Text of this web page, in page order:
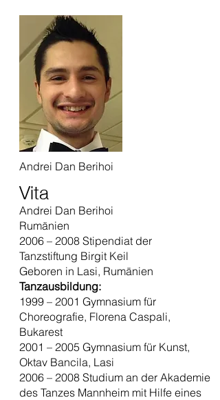
Andrei Dan Berihoi
Vita
Andrei Dan Berihoi
Rumänien
2006 – 2008 Stipendiat der
Tanzstiftung Birgit Keil
Geboren in Lasi, Rumänien
Tanzausbildung:
1999 – 2001 Gymnasium für
Choreografie, Florena Caspali,
Bukarest
2001 – 2005 Gymnasium für Kunst,
Oktav Bancila, Lasi
2006 – 2008 Studium an der Akademie
des Tanzes Mannheim mit Hilfe eines